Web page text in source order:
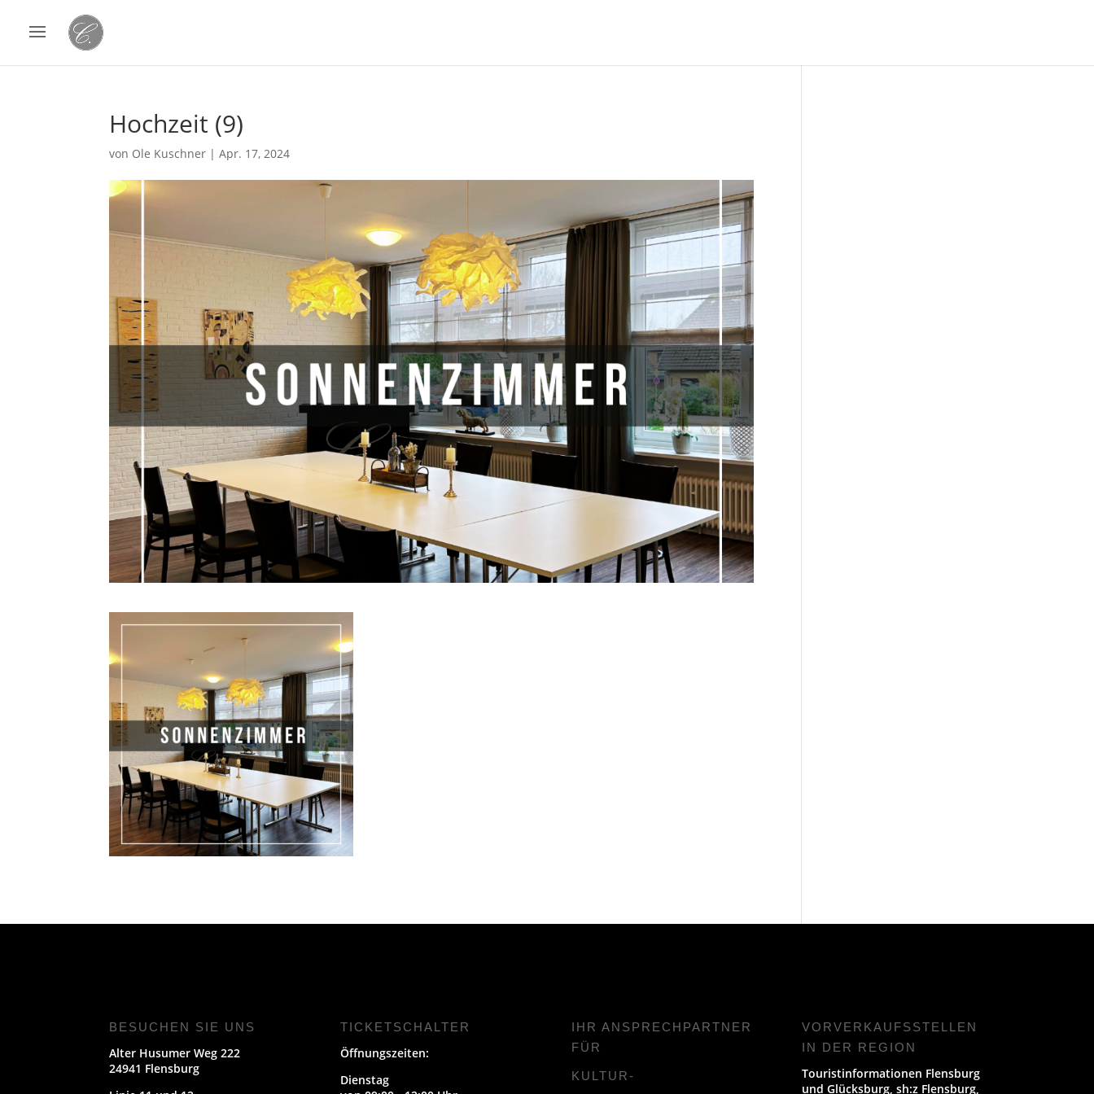
Hochzeit (9)
von Ole Kuschner |Apr. 17, 2024
BESUCHEN SIE UNS
Alter Husumer Weg 222
24941 Flensburg
TICKETSCHALTER
Öffnungszeiten:
Dienstag
IHR ANSPRECHPARTNER
FÜR
KULTUR-
VORVERKAUFS­STELLEN
IN DER REGION
Touristinformationen Flensburg
und Glücksburg, sh:z Flensburg,